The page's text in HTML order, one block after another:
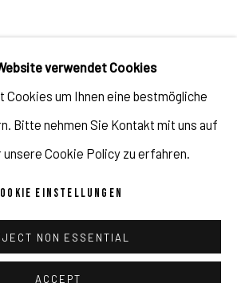
Gmbh // Geschäftsführer: Katherina
// Obermarkt 51, 82418 Murnau am
verwendet Cookies
Cookies um Ihnen eine bestmögliche
Bitte nehmen Sie Kontakt mit uns auf
unsere Cookie Policy zu erfahren.
EINSTELLUNGEN
NON ESSENTIAL
ACCEPT